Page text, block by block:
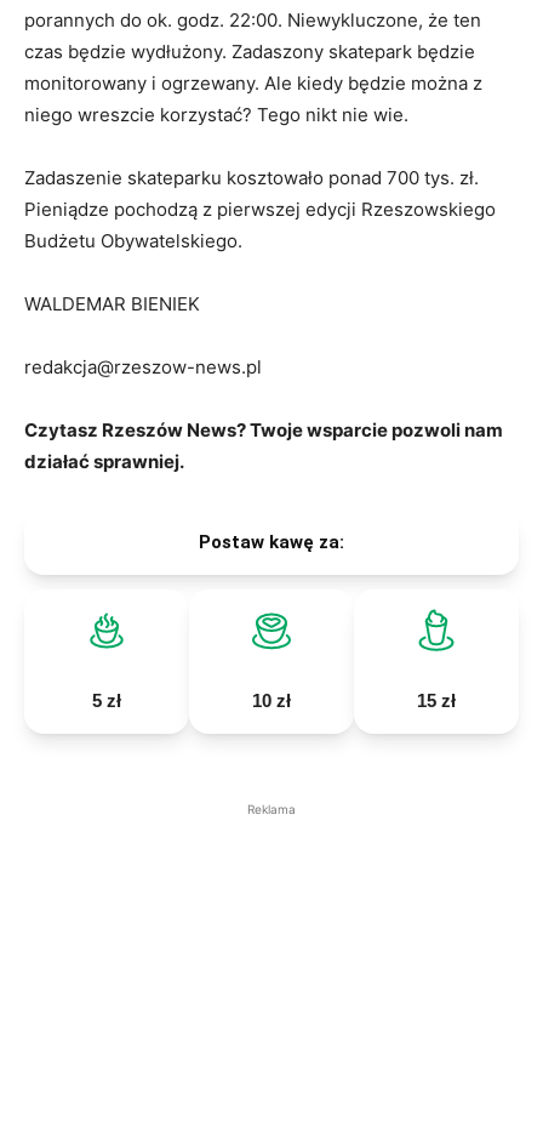
porannych do ok. godz. 22:00. Niewykluczone, że ten
czas będzie wydłużony. Zadaszony skatepark będzie
monitorowany i ogrzewany. Ale kiedy będzie można z
niego wreszcie korzystać? Tego nikt nie wie.
Zadaszenie skateparku kosztowało ponad 700 tys. zł.
Pieniądze pochodzą z pierwszej edycji Rzeszowskiego
Budżetu Obywatelskiego.
WALDEMAR BIENIEK
redakcja@rzeszow-news.pl
Czytasz Rzeszów News? Twoje wsparcie pozwoli nam
działać sprawniej.
Postaw kawę za:
5 zł 10 zł 15 zł
Reklama